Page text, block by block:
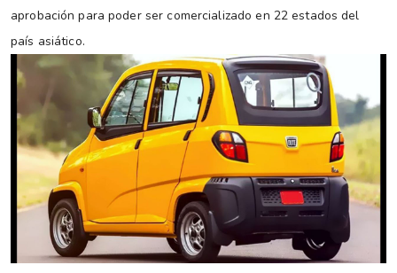
aprobación para poder ser comercializado en 22 estados del
país asiático.